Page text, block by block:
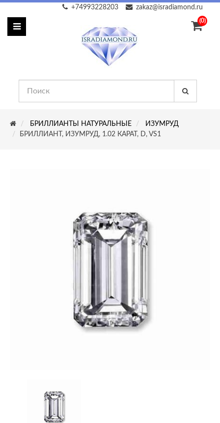
zakaz@isradiamond.ru
+74993228203
(0)
БРИЛЛИАНТЫ НАТУРАЛЬНЫЕ
ИЗУМРУД
БРИЛЛИАНТ, ИЗУМРУД, 1.02 КАРАТ, D, VS1